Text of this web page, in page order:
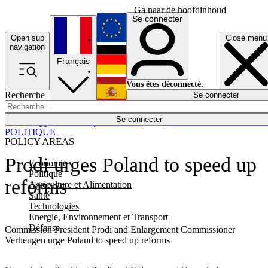
Ga naar de hoofdinhoud
Open sub
navigation
Close menu
Recherche
Se connecter
POLICY AREAS
Economie
Politique
Agriculture et Alimentation
Santé
Technologies
Energie, Environnement et Transport
Défense
Économie
Français
English
Deutsch
Español
Se connecter
Vous êtes déconnecté.
Se connecter
Prodi urges Poland to speed up
reforms
Commission President Prodi and Enlargement Commissioner
Verheugen urge Poland to speed up reforms
POLITIQUE